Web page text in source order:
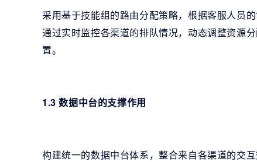
采用基于技能组的路由分配策略，根据客服人员
通过实时监控各渠道的排队情况，动态调整资源
置。
1.3 数据中台的支撑作用
构建统一的数据中台体系，整合来自各渠道的交